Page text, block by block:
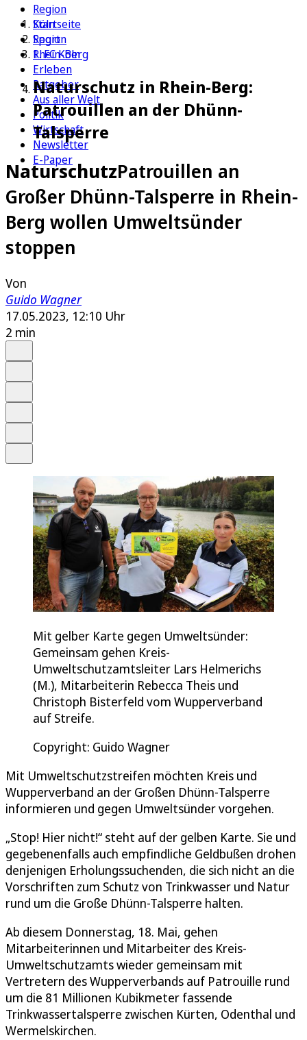
Region
Köln
Sport
1. FC Köln
Erleben
Ratgeber
Aus aller Welt
Politik
Wirtschaft
Newsletter
E-Paper
Startseite
Region
Rhein-Berg
Naturschutz in Rhein-Berg:
Patrouillen an der Dhünn-
Talsperre
NaturschutzPatrouillen an
Großer Dhünn-Talsperre in Rhein-
Berg wollen Umweltsünder
stoppen
Von
Guido Wagner
17.05.2023, 12:10 Uhr
2 min
Mit gelber Karte gegen Umweltsünder:
Gemeinsam gehen Kreis-
Umweltschutzamtsleiter Lars Helmerichs
(M.), Mitarbeiterin Rebecca Theis und
Christoph Bisterfeld vom Wupperverband
auf Streife.
Copyright: Guido Wagner
Mit Umweltschutzstreifen möchten Kreis und
Wupperverband an der Großen Dhünn-Talsperre
informieren und gegen Umweltsünder vorgehen.
„Stop! Hier nicht!“ steht auf der gelben Karte. Sie und
gegebenenfalls auch empfindliche Geldbußen drohen
denjenigen Erholungssuchenden, die sich nicht an die
Vorschriften zum Schutz von Trinkwasser und Natur
rund um die Große Dhünn-Talsperre halten.
Ab diesem Donnerstag, 18. Mai, gehen
Mitarbeiterinnen und Mitarbeiter des Kreis-
Umweltschutzamts wieder gemeinsam mit
Vertretern des Wupperverbands auf Patrouille rund
um die 81 Millionen Kubikmeter fassende
Trinkwassertalsperre zwischen Kürten, Odenthal und
Wermelskirchen.